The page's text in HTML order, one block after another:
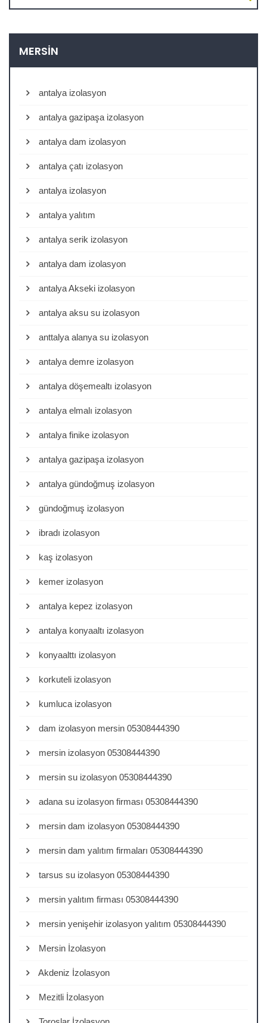
MERSIN
antalya izolasyon
antalya gazipaşa izolasyon
antalya dam izolasyon
antalya çatı izolasyon
antalya izolasyon
antalya yalıtım
antalya serik izolasyon
antalya dam izolasyon
antalya Akseki izolasyon
antalya aksu su izolasyon
anttalya alanya su izolasyon
antalya demre izolasyon
antalya döşemealtı izolasyon
antalya elmalı izolasyon
antalya finike izolasyon
antalya gazipaşa izolasyon
antalya gündoğmuş izolasyon
gündoğmuş izolasyon
ibradı izolasyon
kaş izolasyon
kemer izolasyon
antalya kepez izolasyon
antalya konyaaltı izolasyon
konyaalttı izolasyon
korkuteli izolasyon
kumluca izolasyon
dam izolasyon mersin 05308444390
mersin izolasyon 05308444390
mersin su izolasyon 05308444390
adana su izolasyon firması 05308444390
mersin dam izolasyon 05308444390
mersin dam yalıtım firmaları 05308444390
tarsus su izolasyon 05308444390
mersin yalıtım firması 05308444390
mersin yenişehir izolasyon yalıtım 05308444390
Mersin İzolasyon
Akdeniz İzolasyon
Mezitli İzolasyon